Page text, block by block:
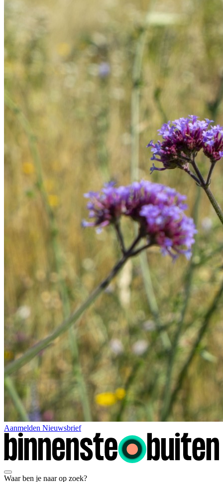
Aanmelden Nieuwsbrief
Waar ben je naar op zoek?